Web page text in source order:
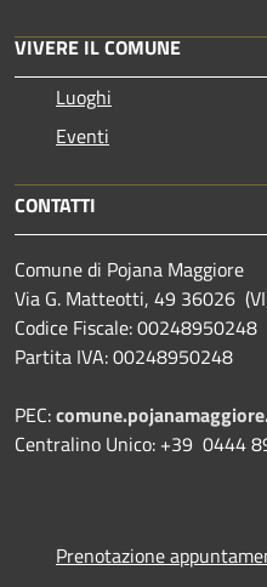
VIVERE IL COMUNE
Luoghi
Eventi
CONTATTI
Comune di Pojana Maggiore
Via G. Matteotti, 49 36026
Codice Fiscale: 00248950248
Partita IVA: 00248950248
PEC:
Centralino Unico: +39 0444
Prenotazione